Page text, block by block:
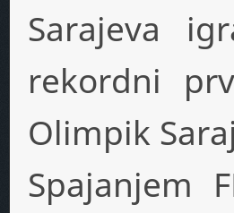
Sarajeva
rekordni
Olimpik
Spajanjem